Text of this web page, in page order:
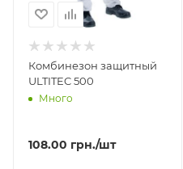
Комбинезон защитный
ULTITEC 500
Много
108.00 грн./шт